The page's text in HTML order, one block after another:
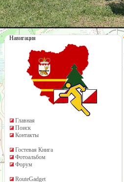
Навигация
Главная
Поиск
Контакты
Гостевая Книга
Фотоальбом
Форум
RouteGadget